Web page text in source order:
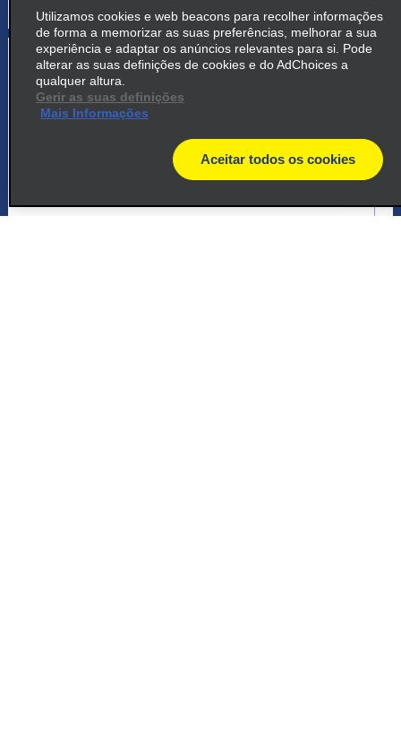
5 Vitória Da Conquista
common_enterprise_long_name
Avenida Bartolomeu De, Gusmao 585
Vitoria Da Conquista 45020 107
map
Utilizamos cookies e web beacons para recolher informações
de forma a memorizar as suas preferências, melhorar a sua
experiência e adaptar os anúncios relevantes para si. Pode
alterar as suas definições de cookies e do AdChoices a
qualquer altura.
Gerir as suas definições
Mais Informações
Aceitar todos os cookies